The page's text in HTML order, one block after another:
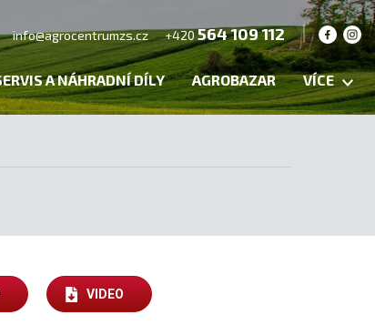
info@agrocentrumzs.cz +420564 109 112
A NÁHRADNÍ DÍLY AGROBAZAR VÍCE
VIDEO